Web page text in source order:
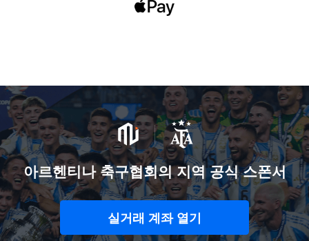
아르헨티나 축구협회의 지역 공식 스폰서
실거래 계좌 열기